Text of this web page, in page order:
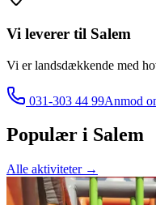
Vi leverer til Salem
Vi er landsdækkende med
031-303 44 99Anmod
Populær i Salem
Alle aktiviteter→